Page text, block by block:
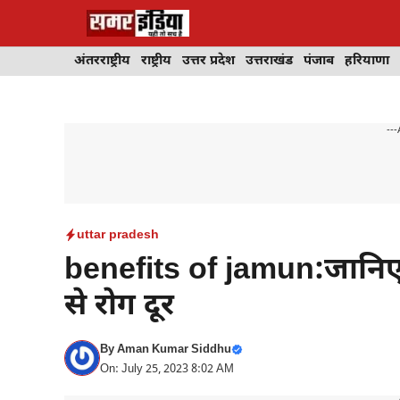
अंतरराष्ट्रीय राष्ट्रीय उत्तर प्रदेश उत्तराखंड पंजाब हरियाणा
---
uttar pradesh
benefits of
से रोग दूर
ByAman Kumar Siddhu
On: July 25, 2023 8:02 AM